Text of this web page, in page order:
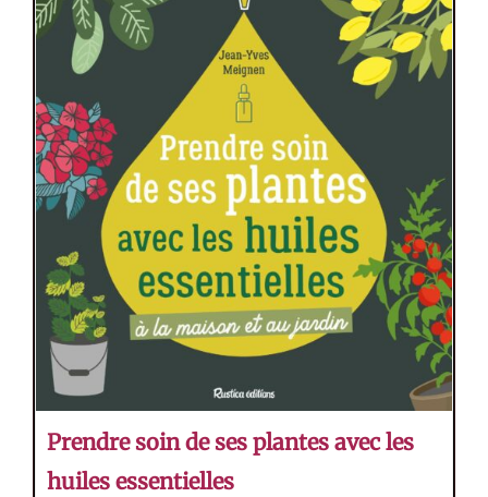
Prendre soin de ses plantes avec les
huiles essentielles